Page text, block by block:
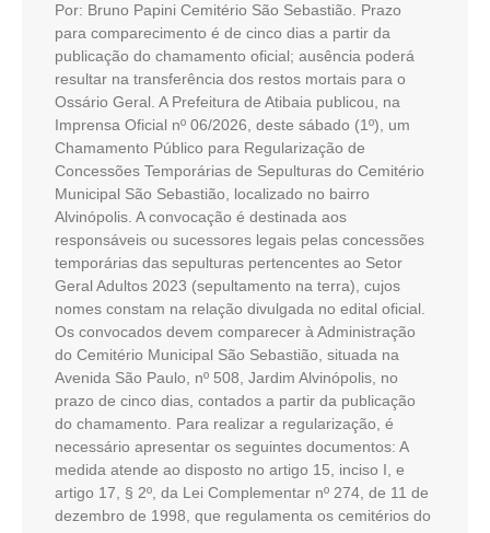
Por: Bruno Papini Cemitério São Sebastião. Prazo
para comparecimento é de cinco dias a partir da
publicação do chamamento oficial; ausência poderá
resultar na transferência dos restos mortais para o
Ossário Geral. A Prefeitura de Atibaia publicou, na
Imprensa Oficial nº 06/2026, deste sábado (1º), um
Chamamento Público para Regularização de
Concessões Temporárias de Sepulturas do Cemitério
Municipal São Sebastião, localizado no bairro
Alvinópolis. A convocação é destinada aos
responsáveis ou sucessores legais pelas concessões
temporárias das sepulturas pertencentes ao Setor
Geral Adultos 2023 (sepultamento na terra), cujos
nomes constam na relação divulgada no edital oficial.
Os convocados devem comparecer à Administração
do Cemitério Municipal São Sebastião, situada na
Avenida São Paulo, nº 508, Jardim Alvinópolis, no
prazo de cinco dias, contados a partir da publicação
do chamamento. Para realizar a regularização, é
necessário apresentar os seguintes documentos: A
medida atende ao disposto no artigo 15, inciso I, e
artigo 17, § 2º, da Lei Complementar nº 274, de 11 de
dezembro de 1998, que regulamenta os cemitérios do